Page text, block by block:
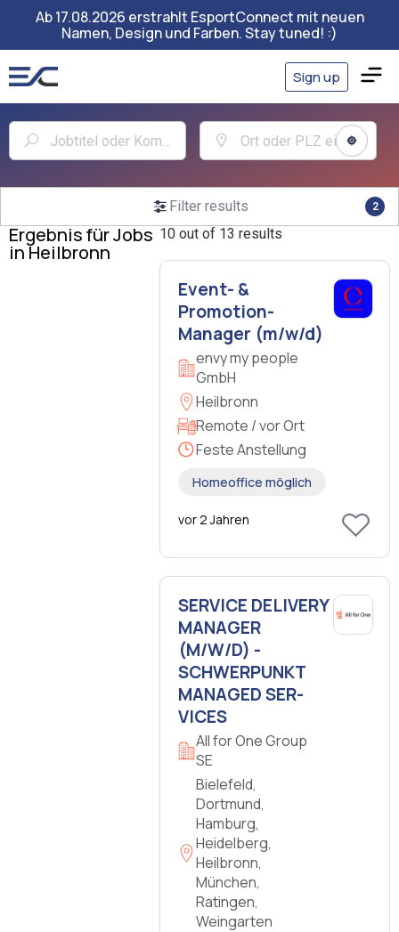
Ab 17.08.2026 erstrahlt EsportConnect mit neuen
Namen, Design und Farben. Stay tuned! :)
Sign up
Filter results 2
Ergebnis für Jobs
in Heilbronn
10 out of 13 results
Event- &
Promotion-
Manager (m/w/d)
envy my people
GmbH
Heilbronn
Remote / vor Ort
Feste Anstellung
Homeoffice möglich
vor 2 Jahren
SER­VICE DE­LI­VERY
MA­NA­GER
(M/W/D) -
SCHWER­PUNKT
MA­NA­GED SER­
VICES
All for One Group
SE
Bielefeld,
Dortmund,
Hamburg,
Heidelberg,
Heilbronn,
München,
Ratingen,
Weingarten